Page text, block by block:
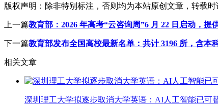
版权声明： 除非特别标注，否则均为本站原创文章，转载时
上一篇教育部：2026 年高考“云咨询周”6 月 22 日启动，提
下一篇教育部发布全国高校最新名单：共计 3196 所，含本
相关文章
深圳理工大学拟逐步取消大学英语：AI人工智能已可